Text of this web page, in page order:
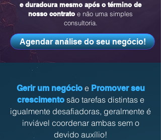
e duradoura mesmo após o término de
nosso contrato e não uma simples
consultoria.
Agendar análise do seu negócio!
Gerir um negócioe Promover seu
crescimentosão tarefas distintas e
igualmente desafiadoras, geralmente é
inviável coordenar ambas sem o
devido auxílio!